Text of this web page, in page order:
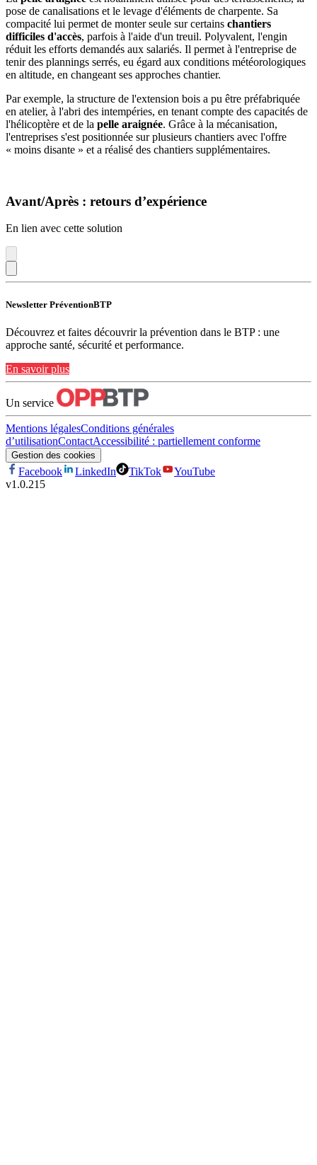
pose de canalisations et le levage d'éléments de charpente. Sa
compacité lui permet de monter seule sur certains chantiers
difficiles d'accès, parfois à l'aide d'un treuil. Polyvalent, l'engin
réduit les efforts demandés aux salariés. Il permet à l'entreprise de
tenir des plannings serrés, eu égard aux conditions météorologiques
en altitude, en changeant ses approches chantier.
Par exemple, la structure de l'extension bois a pu être préfabriquée
en atelier, à l'abri des intempéries, en tenant compte des capacités de
l'hélicoptère et de la pelle araignée. Grâce à la mécanisation,
l'entreprises s'est positionnée sur plusieurs chantiers avec l'offre
« moins disante » et a réalisé des chantiers supplémentaires.
Avant/Après : retours d’expérience
En lien avec cette solution
Newsletter PréventionBTP
Découvrez et faites découvrir la prévention dans le BTP : une
approche santé, sécurité et performance.
En savoir plus
Un service
Mentions légalesConditions générales
d’utilisationContactAccessibilité : partiellement conforme
Gestion des cookies
Facebook LinkedIn TikTok
YouTube
v1.0.215